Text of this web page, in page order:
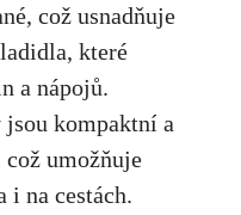
což usnadňuje⁣
které
a ⁣nápojů.
kompaktní a
což umožňuje
i‌ na cestách.